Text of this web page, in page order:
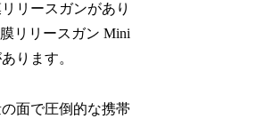
リースガンがあり
リリースガン Mini
ります。
面で圧倒的な携帯